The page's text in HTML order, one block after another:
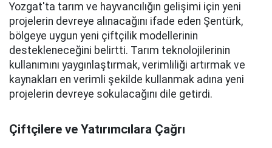
Yozgat'ta tarım ve hayvancılığın gelişimi için yeni
projelerin devreye alınacağını ifade eden Şentürk,
bölgeye uygun yeni çiftçilik modellerinin
destekleneceğini belirtti. Tarım teknolojilerinin
kullanımını yaygınlaştırmak, verimliliği artırmak ve
kaynakları en verimli şekilde kullanmak adına yeni
projelerin devreye sokulacağını dile getirdi.
Çiftçilere ve Yatırımcılara Çağrı